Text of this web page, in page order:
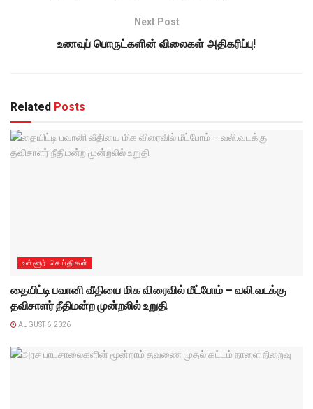
Next Post
உணவுப் பொருட்களின் விலைகள் அதிகரிப்பு!
Related Posts
உள்ளூர் செய்திகள்
தையிட்டி பவானி வீதியை மிக விரைவில் மீட்போம் – வலி.வடக்கு
தவிசாளர் நீதிமன்ற முன்றலில் உறுதி
AUGUST 6, 2026